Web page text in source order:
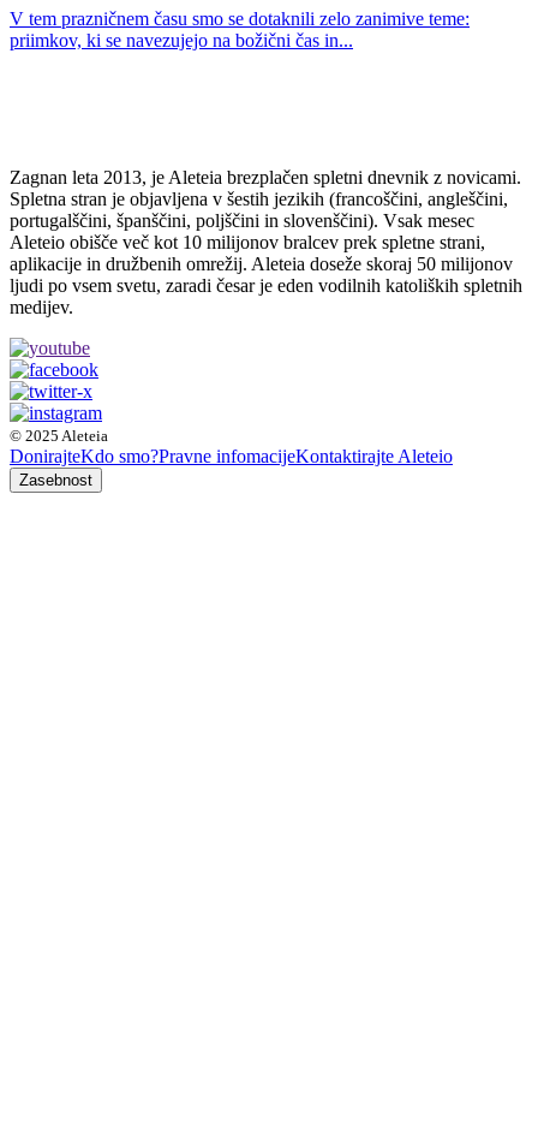
V tem prazničnem času smo se dotaknili zelo zanimive teme:
priimkov, ki se navezujejo na božični čas in...
Zagnan leta 2013, je Aleteia brezplačen spletni dnevnik z novicami.
Spletna stran je objavljena v šestih jezikih (francoščini, angleščini,
portugalščini, španščini, poljščini in slovenščini). Vsak mesec
Aleteio obišče več kot 10 milijonov bralcev prek spletne strani,
aplikacije in družbenih omrežij. Aleteia doseže skoraj 50 milijonov
ljudi po vsem svetu, zaradi česar je eden vodilnih katoliških spletnih
medijev.
© 2025 Aleteia
DonirajteKdo smo?Pravne infomacijeKontaktirajte Aleteio
Zasebnost